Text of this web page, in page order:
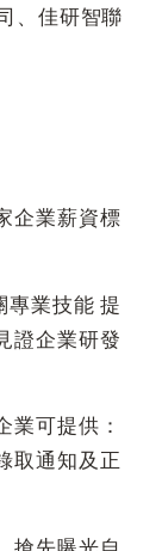
、佳研智聯
企業薪資標
業技能 提
證企業研發
可提供：
取通知及正